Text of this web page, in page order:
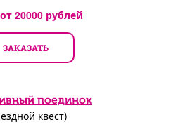
20000рублей
ЗАКАЗАТЬ
поединок
квест)